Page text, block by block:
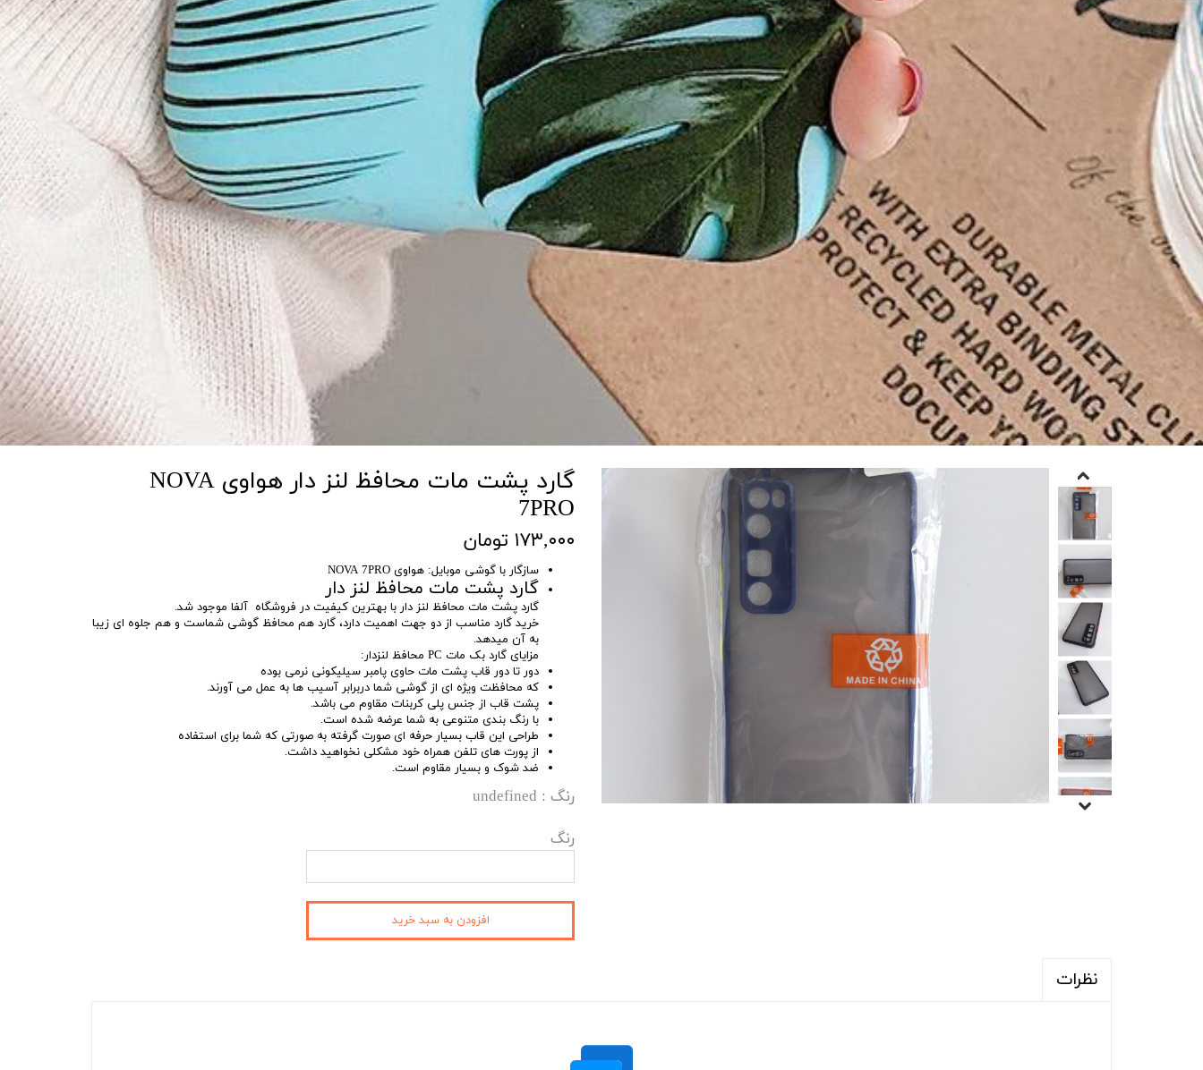
گارد پشت مات محافظ لنز دار هواوی NOVA
7PRO
۱۷۳,۰۰۰ تومان
سازگار با گوشی موبایل: هواوی NOVA 7PRO
گارد پشت مات محافظ لنز دار
گارد پشت مات محافظ لنز دار با بهترین کیفیت در فروشگاه آلفا موجود شد.
خرید گارد مناسب از دو جهت اهمیت دارد، گارد هم محافظ گوشی شماست و هم جلوه ای زیبا
به آن میدهد.
مزایای گارد بک مات PC محافظ لنزدار:
دور تا دور قاب پشت مات حاوی پامبر سیلیکونی نرمی بوده
که محافظت ویژه ای از گوشی شما دربرابر آسیب ها به عمل می آورند.
پشت قاب از جنس پلی کربنات مقاوم می باشد.
با رنگ بندی متنوعی به شما عرضه شده است.
طراحی این قاب بسیار حرفه ای صورت گرفته به صورتی که شما برای استفاده
از پورت های تلفن همراه خود مشکلی نخواهید داشت.
ضد شوک و بسیار مقاوم است.
رنگ : undefined
رنگ
افزودن به سبد خرید
نظرات